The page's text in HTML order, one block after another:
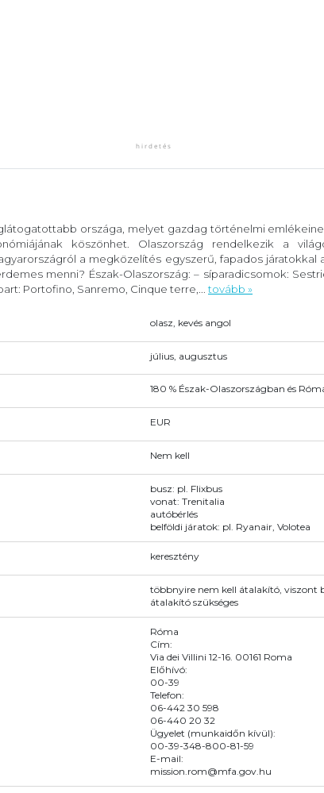
országa, melyet gazdag történelmi
köszönhet. Olaszország rendelkezik a
a megközelítés egyszerű, fapados járatokkal
menni? Észak-Olaszország: – síparadicsomok:
Portofino, Sanremo, Cinque terre,... tovább »
olasz, kevés angol
július, augusztus
180 % Észak-Olaszországban és
EUR
Nem kell
busz: pl. Flixbus
vonat: Trenitalia
autóbérlés
belföldi járatok: pl. Ryanair, Volotea
keresztény
többnyire nem kell átalakító, viszont
átalakító szükséges
Róma
Cím:
Via dei Villini 12-16. 00161 Roma
Előhívó:
00-39
Telefon:
06-442 30 598
06-440 20 32
Ügyelet (munkaidőn kívül):
00-39-348-800-81-59
E-mail:
mission.rom@mfa.gov.hu